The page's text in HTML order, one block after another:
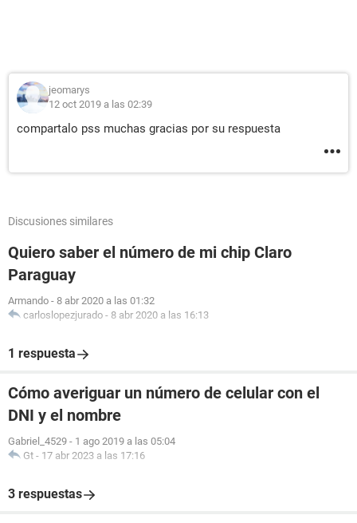
jeomarys
12 oct 2019 a las 02:39
compartalo pss muchas gracias por su respuesta
Discusiones similares
Quiero saber el número de mi chip Claro
Paraguay
Armando - 8 abr 2020 a las 01:32
carloslopezjurado - 8 abr 2020 a las 16:13
1 respuesta
Cómo averiguar un número de celular con el
DNI y el nombre
Gabriel_4529 - 1 ago 2019 a las 05:04
Gt - 17 abr 2023 a las 17:16
3 respuestas